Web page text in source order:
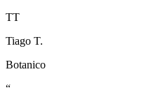
TT
Tiago T.
Botanico
“